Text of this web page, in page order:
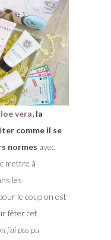
vera, la
comme il se
normes avec
mettre à
les
le coup on est
fêter cet
j’ai pas pu